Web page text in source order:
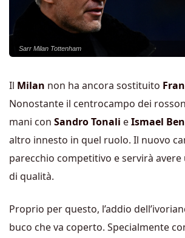
Sarr Milan Tottenham
Il Milan non ha ancora sostituito
Nonostante il centrocampo dei
mani con Sandro Tonali eIsmael
altro innesto in quel ruolo. Il nuovo
parecchio competitivo e servirà avere
di qualità.
Proprio per questo, l’addio
buco che va coperto. Specialmente